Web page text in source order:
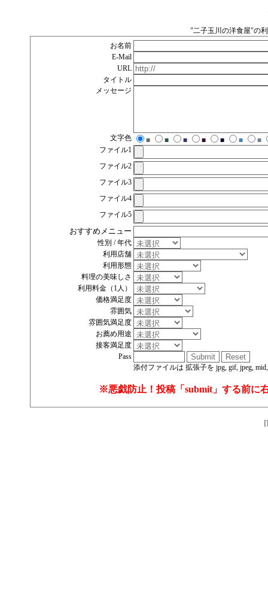
"二子玉川の洋食屋"の
お名前
E-Mail
URL
タイトル
メッセージ
文字色 ■ ■ ■ ■ ■ ■
■
ファイル1
ファイル2
ファイル3
ファイル4
ファイル5
おすすめメニュー
性別 / 年代
利用店舗
利用形態
料理の美味しさ
利用料金（1人）
価格満足度
雰囲気
雰囲気満足度
お薦め用途
接客満足度
Pass
添付ファイルは 拡張子を jpg, gif, jpeg,
※悪戯防止！投稿「submit」する前に
[